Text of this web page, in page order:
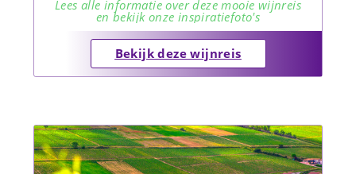
Lees alle informatie over deze mooie wijnreis
en bekijk onze inspiratiefoto's
Bekijk deze wijnreis